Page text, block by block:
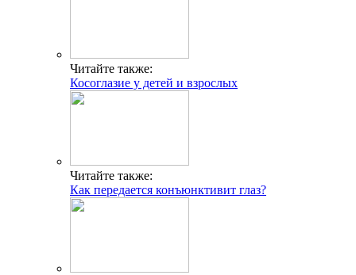
Читайте также:
Косоглазие у детей и взрослых
Читайте также:
Как передается конъюнктивит глаз?